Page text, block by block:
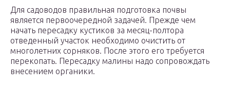
Для садоводов правильная подготовка почвы
является первоочередной задачей. Прежде чем
начать пересадку кустиков за месяц-полтора
отведенный участок необходимо очистить от
многолетних сорняков. После этого его требуется
перекопать. Пересадку малины надо сопровождать
внесением органики.